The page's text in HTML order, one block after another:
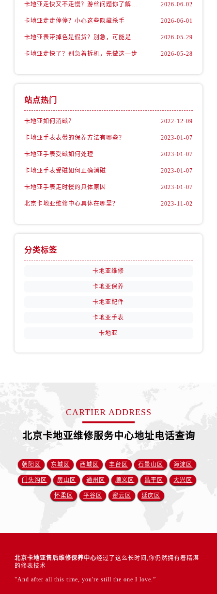
卡地亚走快又不走慢？游丝问题你了解多少？ 2026-06-02
卡地亚走走停停？小心这些隐藏杀手 2026-06-01
卡地亚表带掉色是假货？别急，可能是这些日常习惯惹的祸 2026-05-29
卡地亚走快了？别急着拆机，先做这一步 2026-05-28
站点热门
卡地亚如何消磁？ 2022-12-09
卡地亚手表表带的保养方法有哪些？ 2023-01-07
卡地亚手表受磁如何处理 2023-01-07
卡地亚手表受磁如何正确消磁 2023-01-07
卡地亚手表走时慢的具体原因 2023-01-07
北京卡地亚维修中心具体在哪里？ 2023-11-02
分类标签
卡地亚维修
卡地亚保养
卡地亚配件
卡地亚手表
卡地亚
CARTIER ADDRESS
北京卡地亚维修服务中心地址电话查询
朝阳区 东城区 西城区 丰台区 石景山区 海淀区
门头沟区 房山区 通州区 顺义区 昌平区 大兴区
怀柔区 平谷区 密云区 延庆区
北京卡地亚售后维修保养中心经过了这么长时间,你仍然拥有着精湛
的修表技术
"And after all this time, you're still the one I love.”